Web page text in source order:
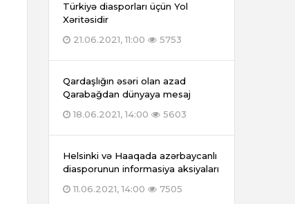
Türkiyə diasporları üçün Yol
Xəritəsidir
21.06.2021, 11:00
5753
Qardaşlığın əsəri olan azad
Qarabağdan dünyaya mesaj
18.06.2021, 14:00
5603
Helsinki və Haaqada azərbaycanlı
diasporunun informasiya aksiyaları
11.06.2021, 14:00
7505